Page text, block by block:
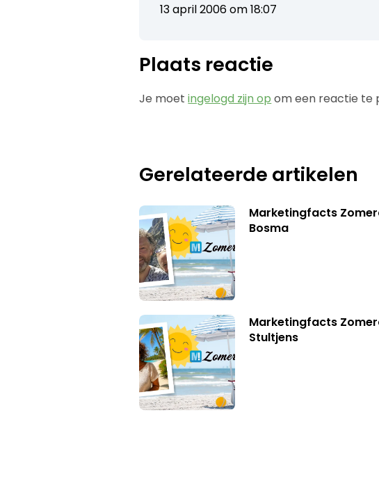
13 april 2006 om 18:07
Plaats reactie
Je moetingelogd zijn op om een reactie te
Gerelateerde artikelen
Marketingfacts
Bosma
Marketingfacts
Stultjens